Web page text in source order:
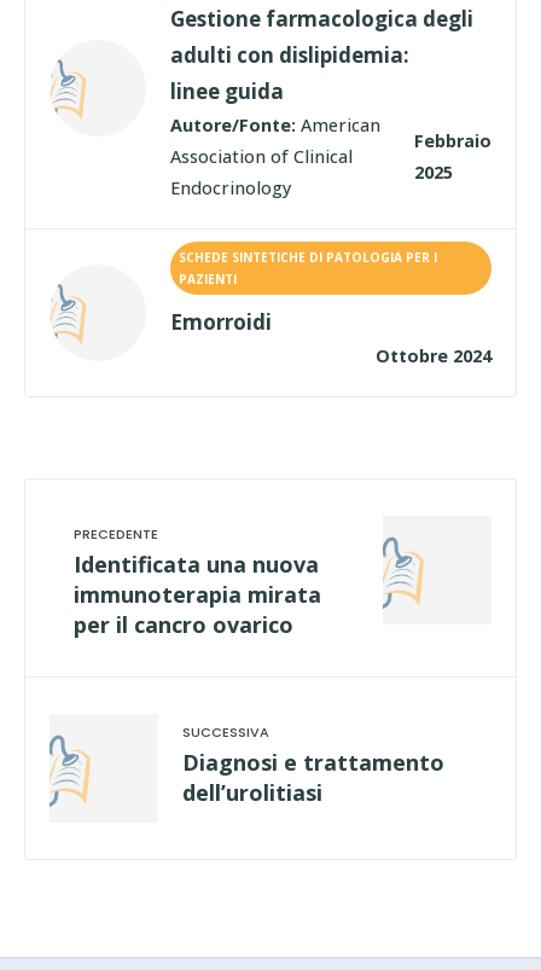
Gestione farmacologica degli
adulti con dislipidemia:
linee guida
Autore/Fonte: American
Association of Clinical
Endocrinology
Febbraio
2025
SCHEDE SINTETICHE DI PATOLOGIA PER I
PAZIENTI
Emorroidi
Ottobre 2024
Identificata una nuova
immunoterapia mirata
per il cancro ovarico
Diagnosi e trattamento
dell’urolitiasi